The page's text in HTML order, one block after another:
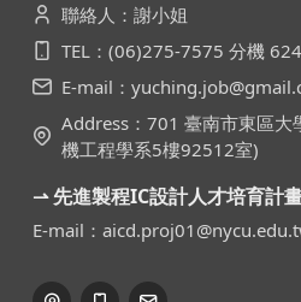
聯絡人：謝小姐
TEL：(06)275-7575 分機
E-mail：
Address：701 臺南市東區大
機工程學系5樓92512室)
⇀ 先進製程IC設計人才培育計
E-mail：